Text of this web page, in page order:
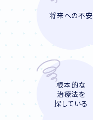
将来への不安
根本的な
治療法を
探している